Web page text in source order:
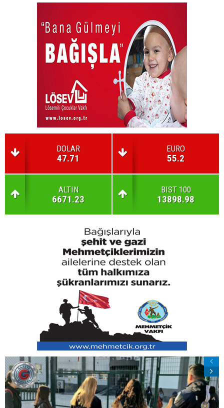
DOLAR
47.71
EURO
55.2
ALTIN
6671.23
BIST 100
13898.98